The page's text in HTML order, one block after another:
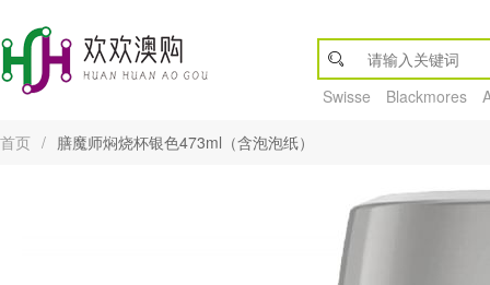
Swisse Blackmores
首页 / 膳魔师焖烧杯银色473ml（含泡泡纸）